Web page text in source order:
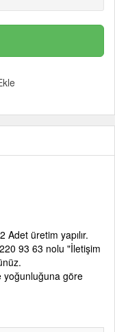
üretim yapılır.
93 63 nolu "İletişim
yoğunluğuna göre